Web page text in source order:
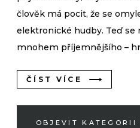
člověk má pocit, že se
elektronické hudby. Teď se
mnohem příjemnějšího –
ČÍST VÍCE
OBJEVIT KATEGORII